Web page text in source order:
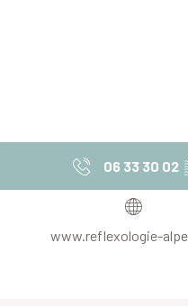
06 33 30 02
www.reflexologie-